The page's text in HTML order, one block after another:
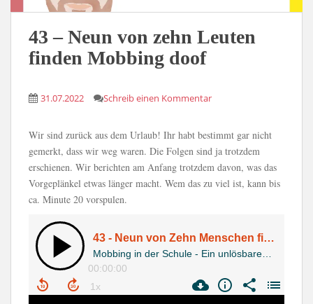
43 – Neun von zehn Leuten
finden Mobbing doof
31.07.2022 Schreib einen Kommentar
Wir sind zurück aus dem Urlaub! Ihr habt bestimmt gar nicht
gemerkt, dass wir weg waren. Die Folgen sind ja trotzdem
erschienen. Wir berichten am Anfang trotzdem davon, was das
Vorgeplänkel etwas länger macht. Wem das zu viel ist, kann bis
ca. Minute 20 vorspulen.